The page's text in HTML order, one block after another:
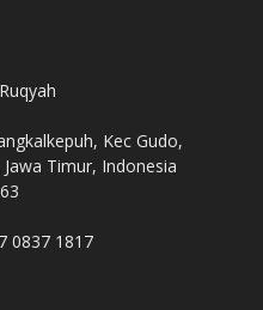
Kec Gudo,
Timur, Indonesia
0837 1817